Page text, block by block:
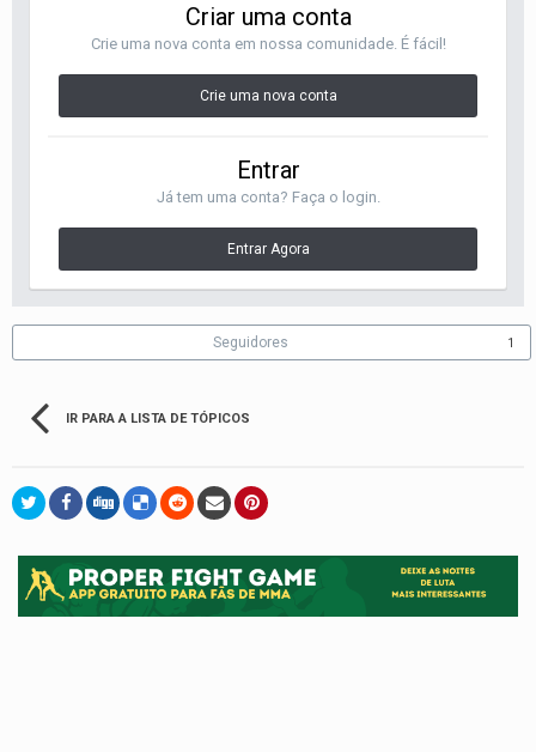
Criar uma conta
Crie uma nova conta em nossa comunidade. É fácil!
Crie uma nova conta
Entrar
Já tem uma conta? Faça o login.
Entrar Agora
Seguidores 1
IR PARA A LISTA DE TÓPICOS